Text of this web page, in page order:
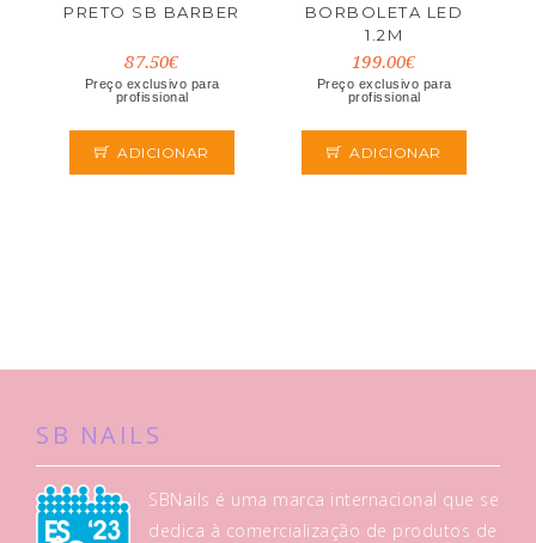
PRETO SB BARBER
87.50€
Preço exclusivo para
profissional
ADICIONAR
BORBOLETA LED
1.2M
199.00€
Preço exclusivo para
profissional
ADICIONAR
SB NAILS
SBNails é uma marca internacional que se
dedica à comercialização de produtos de